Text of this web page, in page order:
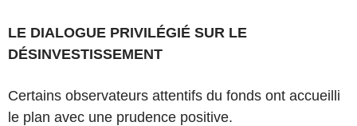
LE DIALOGUE PRIVILÉGIÉ SUR LE
DÉSINVESTISSEMENT
Certains observateurs attentifs du fonds ont accueilli
le plan avec une prudence positive.